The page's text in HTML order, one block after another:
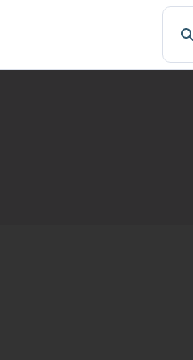
van een specifiek
van de pagina.